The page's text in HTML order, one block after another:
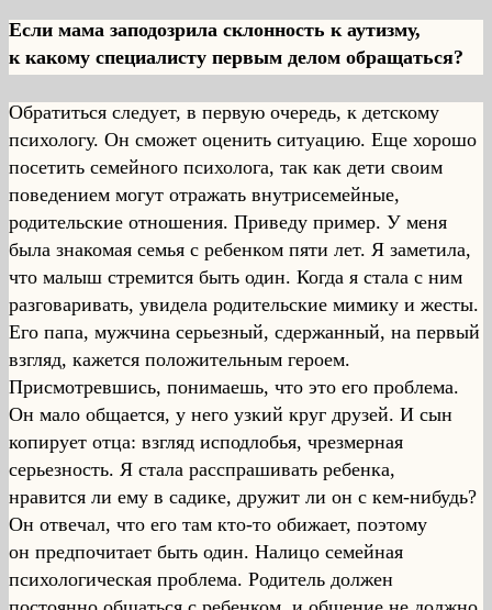
Если мама заподозрила склонность к аутизму,
к какому специалисту первым делом обращаться?
Обратиться следует, в первую очередь, к детскому
психологу. Он сможет оценить ситуацию. Еще хорошо
посетить семейного психолога, так как дети своим
поведением могут отражать внутрисемейные,
родительские отношения. Приведу пример. У меня
была знакомая семья с ребенком пяти лет. Я заметила,
что малыш стремится быть один. Когда я стала с ним
разговаривать, увидела родительские мимику и жесты.
Его папа, мужчина серьезный, сдержанный, на первый
взгляд, кажется положительным героем.
Присмотревшись, понимаешь, что это его проблема.
Он мало общается, у него узкий круг друзей. И сын
копирует отца: взгляд исподлобья, чрезмерная
серьезность. Я стала расспрашивать ребенка,
нравится ли ему в садике, дружит ли он с кем-нибудь?
Он отвечал, что его там кто-то обижает, поэтому
он предпочитает быть один. Налицо семейная
психологическая проблема. Родитель должен